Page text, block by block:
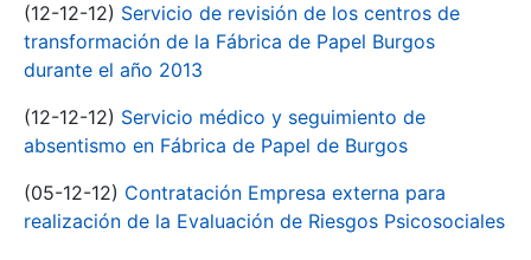
(12-12-12) Servicio de revisión de los centros de
transformación de la Fábrica de Papel Burgos
durante el año 2013
(12-12-12) Servicio médico y seguimiento de
absentismo en Fábrica de Papel de Burgos
(05-12-12) Contratación Empresa externa para
realización de la Evaluación de Riesgos Psicosociales